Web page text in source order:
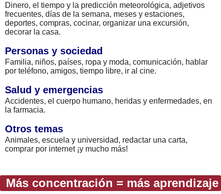
Dinero, el tiempo y la predicción meteorológica, adjetivos
frecuentes, días de la semana, meses y estaciones,
deportes, compras, cocinar, organizar una excursión,
decorar la casa.
Personas y sociedad
Familia, niños, países, ropa y moda, comunicación, hablar
por teléfono, amigos, tiempo libre, ir al cine.
Salud y emergencias
Accidentes, el cuerpo humano, heridas y enfermedades, en
la farmacia.
Otros temas
Animales, escuela y universidad, redactar una carta,
comprar por internet ¡y mucho más!
Más concentración = más aprendizaje